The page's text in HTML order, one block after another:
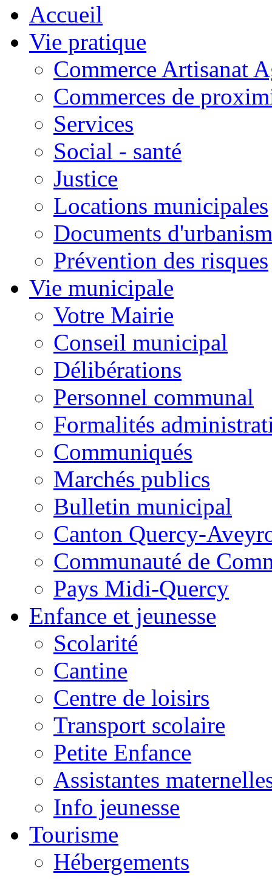
Accueil
Vie pratique
Commerce Artisanat
Commerces de
Services
Social - santé
Justice
Locations municipales
Documents
Prévention des risques
Vie municipale
Votre Mairie
Conseil municipal
Délibérations
Personnel communal
Formalités
Communiqués
Marchés publics
Bulletin municipal
Canton Quercy-
Communauté de
Pays Midi-Quercy
Enfance et jeunesse
Scolarité
Cantine
Centre de loisirs
Transport scolaire
Petite Enfance
Assistantes
Info jeunesse
Tourisme
Hébergements